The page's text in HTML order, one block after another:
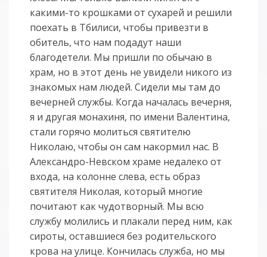
какими-то крошками от сухарей и решили
поехать в Тбилиси, чтобы привезти в
обитель, что нам подадут наши
благодетели. Мы пришли по обычаю в
храм, но в этот день не увидели никого из
знакомых нам людей. Сидели мы там до
вечерней службы. Когда началась вечерня,
я и другая монахиня, по имени Валентина,
стали горячо молиться святителю
Николаю, чтобы он сам накормил нас. В
Александро-Невском храме недалеко от
входа, на колонне слева, есть образ
святителя Николая, который многие
почитают как чудотворный. Мы всю
службу молились и плакали перед ним, как
сироты, оставшиеся без родительского
крова на улице. Кончилась служба, но мы